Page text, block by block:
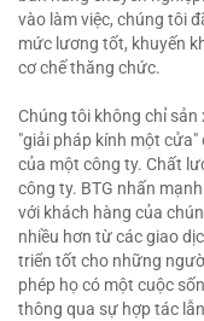
vào làm việc, chúng tôi
mức lương tốt, khuyến
cơ chế thăng chức.
Chúng tôi không chỉ
"giải pháp kính một
của một công ty. Chất
công ty. BTG nhấn
với khách hàng của
nhiều hơn từ các giao
triển tốt cho những
phép họ có một cuộc
thông qua sự hợp tác